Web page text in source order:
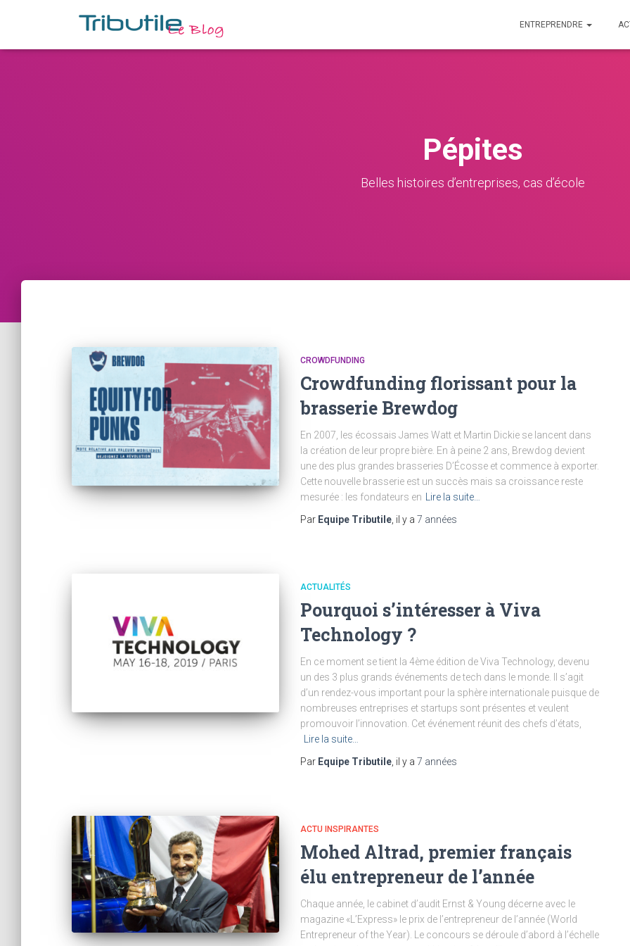
ENTREPRENDRE
Pépites
Belles histoires d’entreprises, cas d’école
CROWDFUNDING
Crowdfunding florissant pour la
brasserie Brewdog
En 2007, les écossais James Watt et Martin Dickie se lancent dans
la création de leur propre bière. En à peine 2 ans, Brewdog devient
une des plus grandes brasseries D’Écosse et commence à exporter.
Cette nouvelle brasserie est un succès mais sa croissance reste
mesurée : les fondateurs en
Lire la suite…
Par Equipe Tributile , il y a 7 années
ACTUALITÉS
Pourquoi s’intéresser à Viva
Technology ?
En ce moment se tient la 4ème édition de Viva Technology, devenu
un des 3 plus grands événements de tech dans le monde. Il s’agit
d’un rendez-vous important pour la sphère internationale puisque de
nombreuses entreprises et startups sont présentes et veulent
promouvoir l’innovation. Cet événement réunit des chefs d’états,
Lire la suite…
Par Equipe Tributile , il y a 7 années
ACTU INSPIRANTES
Mohed Altrad, premier français
élu entrepreneur de l’année
Chaque année, le cabinet d’audit Ernst & Young décerne avec le
magazine «L’Express» le prix de l’entrepreneur de l’année (World
Entrepreneur of the Year). Le concours se déroule d’abord à l’échelle